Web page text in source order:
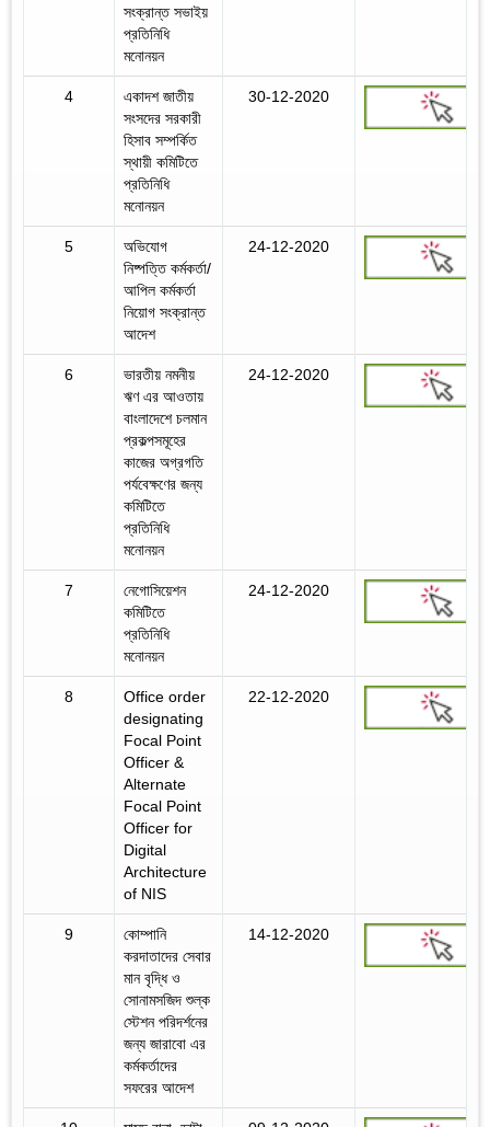
সংক্রান্ত সভাইয়
প্রতিনিধি
মনোনয়ন
4
একাদশ জাতীয়
সংসদের সরকারী
হিসাব সম্পর্কিত
স্থায়ী কমিটিতে
প্রতিনিধি
মনোনয়ন
30-12-2020
5
অভিযোগ
নিষ্পত্তি কর্মকর্তা/
আপিল কর্মকর্তা
নিয়োগ সংক্রান্ত
আদেশ
24-12-2020
6
ভারতীয় নমনীয়
ঋণ এর আওতায়
বাংলাদেশে চলমান
প্রকল্পসমূহের
কাজের অগ্রগতি
পর্যবেক্ষণের জন্য
কমিটিতে
প্রতিনিধি
মনোনয়ন
24-12-2020
7
নেগোসিয়েশন
কমিটিতে
প্রতিনিধি
মনোনয়ন
24-12-2020
8
Office order
designating
Focal Point
Officer &
Alternate
Focal Point
Officer for
Digital
Architecture
of NIS
22-12-2020
9
কোম্পানি
করদাতাদের সেবার
মান বৃদ্ধি ও
সোনামসজিদ শুল্ক
স্টেশন পরিদর্শনের
জন্য জারাবো এর
কর্মকর্তাদের
সফরের আদেশ
14-12-2020